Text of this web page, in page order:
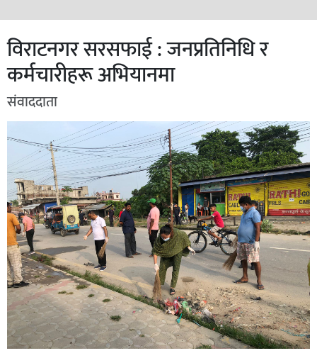
विराटनगर सरसफाई : जनप्रतिनिधि र
कर्मचारीहरू अभियानमा
संवाददाता